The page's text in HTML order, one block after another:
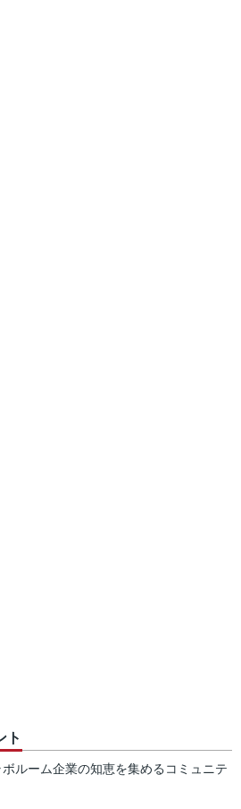
ト
ルーム企業の知恵を集めるコミュニテ